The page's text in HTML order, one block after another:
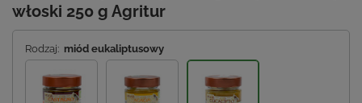
włoski 250 g Agritur
Rodzaj: miód eukaliptusowy